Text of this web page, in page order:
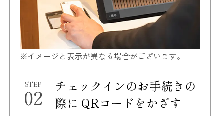
※イメージと表示が異なる場合がございます。
STEP
02
チェックインのお手続きの
際に QRコードをかざす